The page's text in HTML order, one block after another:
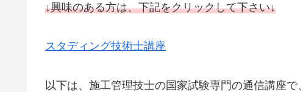
↓興味のある方は、下記をクリックして下さい↓
スタディング技術士講座
以下は、施工管理技士の国家試験専門の通信講座で